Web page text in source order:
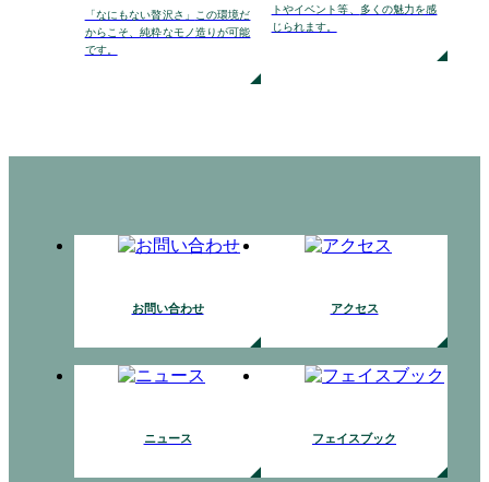
「なにもない贅沢さ」
この環境だ
からこそ、純粋なモノ造りが可能
です。
トやイベント等、
多くの魅力を感
じられます。
お問い合わせ アクセス
ニュース フェイスブック